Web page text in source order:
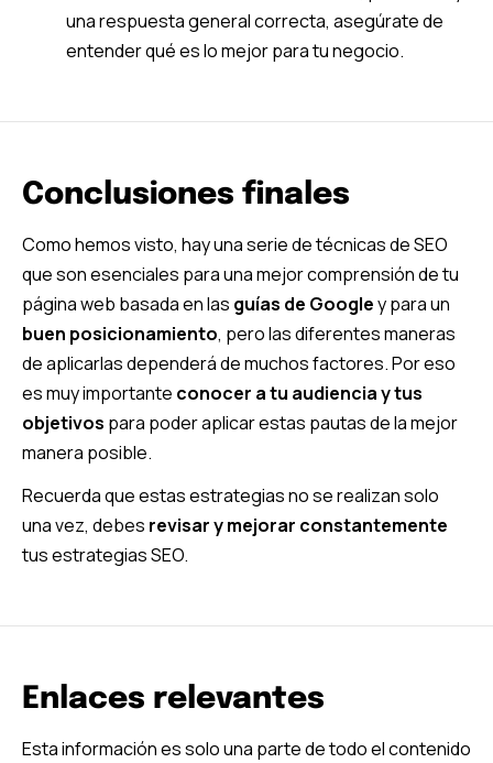
una respuesta general correcta, asegúrate de
entender qué es lo mejor para tu negocio.
Conclusiones finales
Como hemos visto, hay una serie de técnicas de SEO
que son esenciales para una mejor comprensión de tu
página web basada en las guías de Googley para un
buen posicionamiento, pero las diferentes maneras
de aplicarlas dependerá de muchos factores. Por eso
es muy importante conocer a tu audiencia y tus
objetivos para poder aplicar estas pautas de la mejor
manera posible.
Recuerda que estas estrategias no se realizan solo
una vez, debes revisar y mejorar constantemente
tus estrategias SEO.
Enlaces relevantes
Esta información es solo una parte de todo el contenido